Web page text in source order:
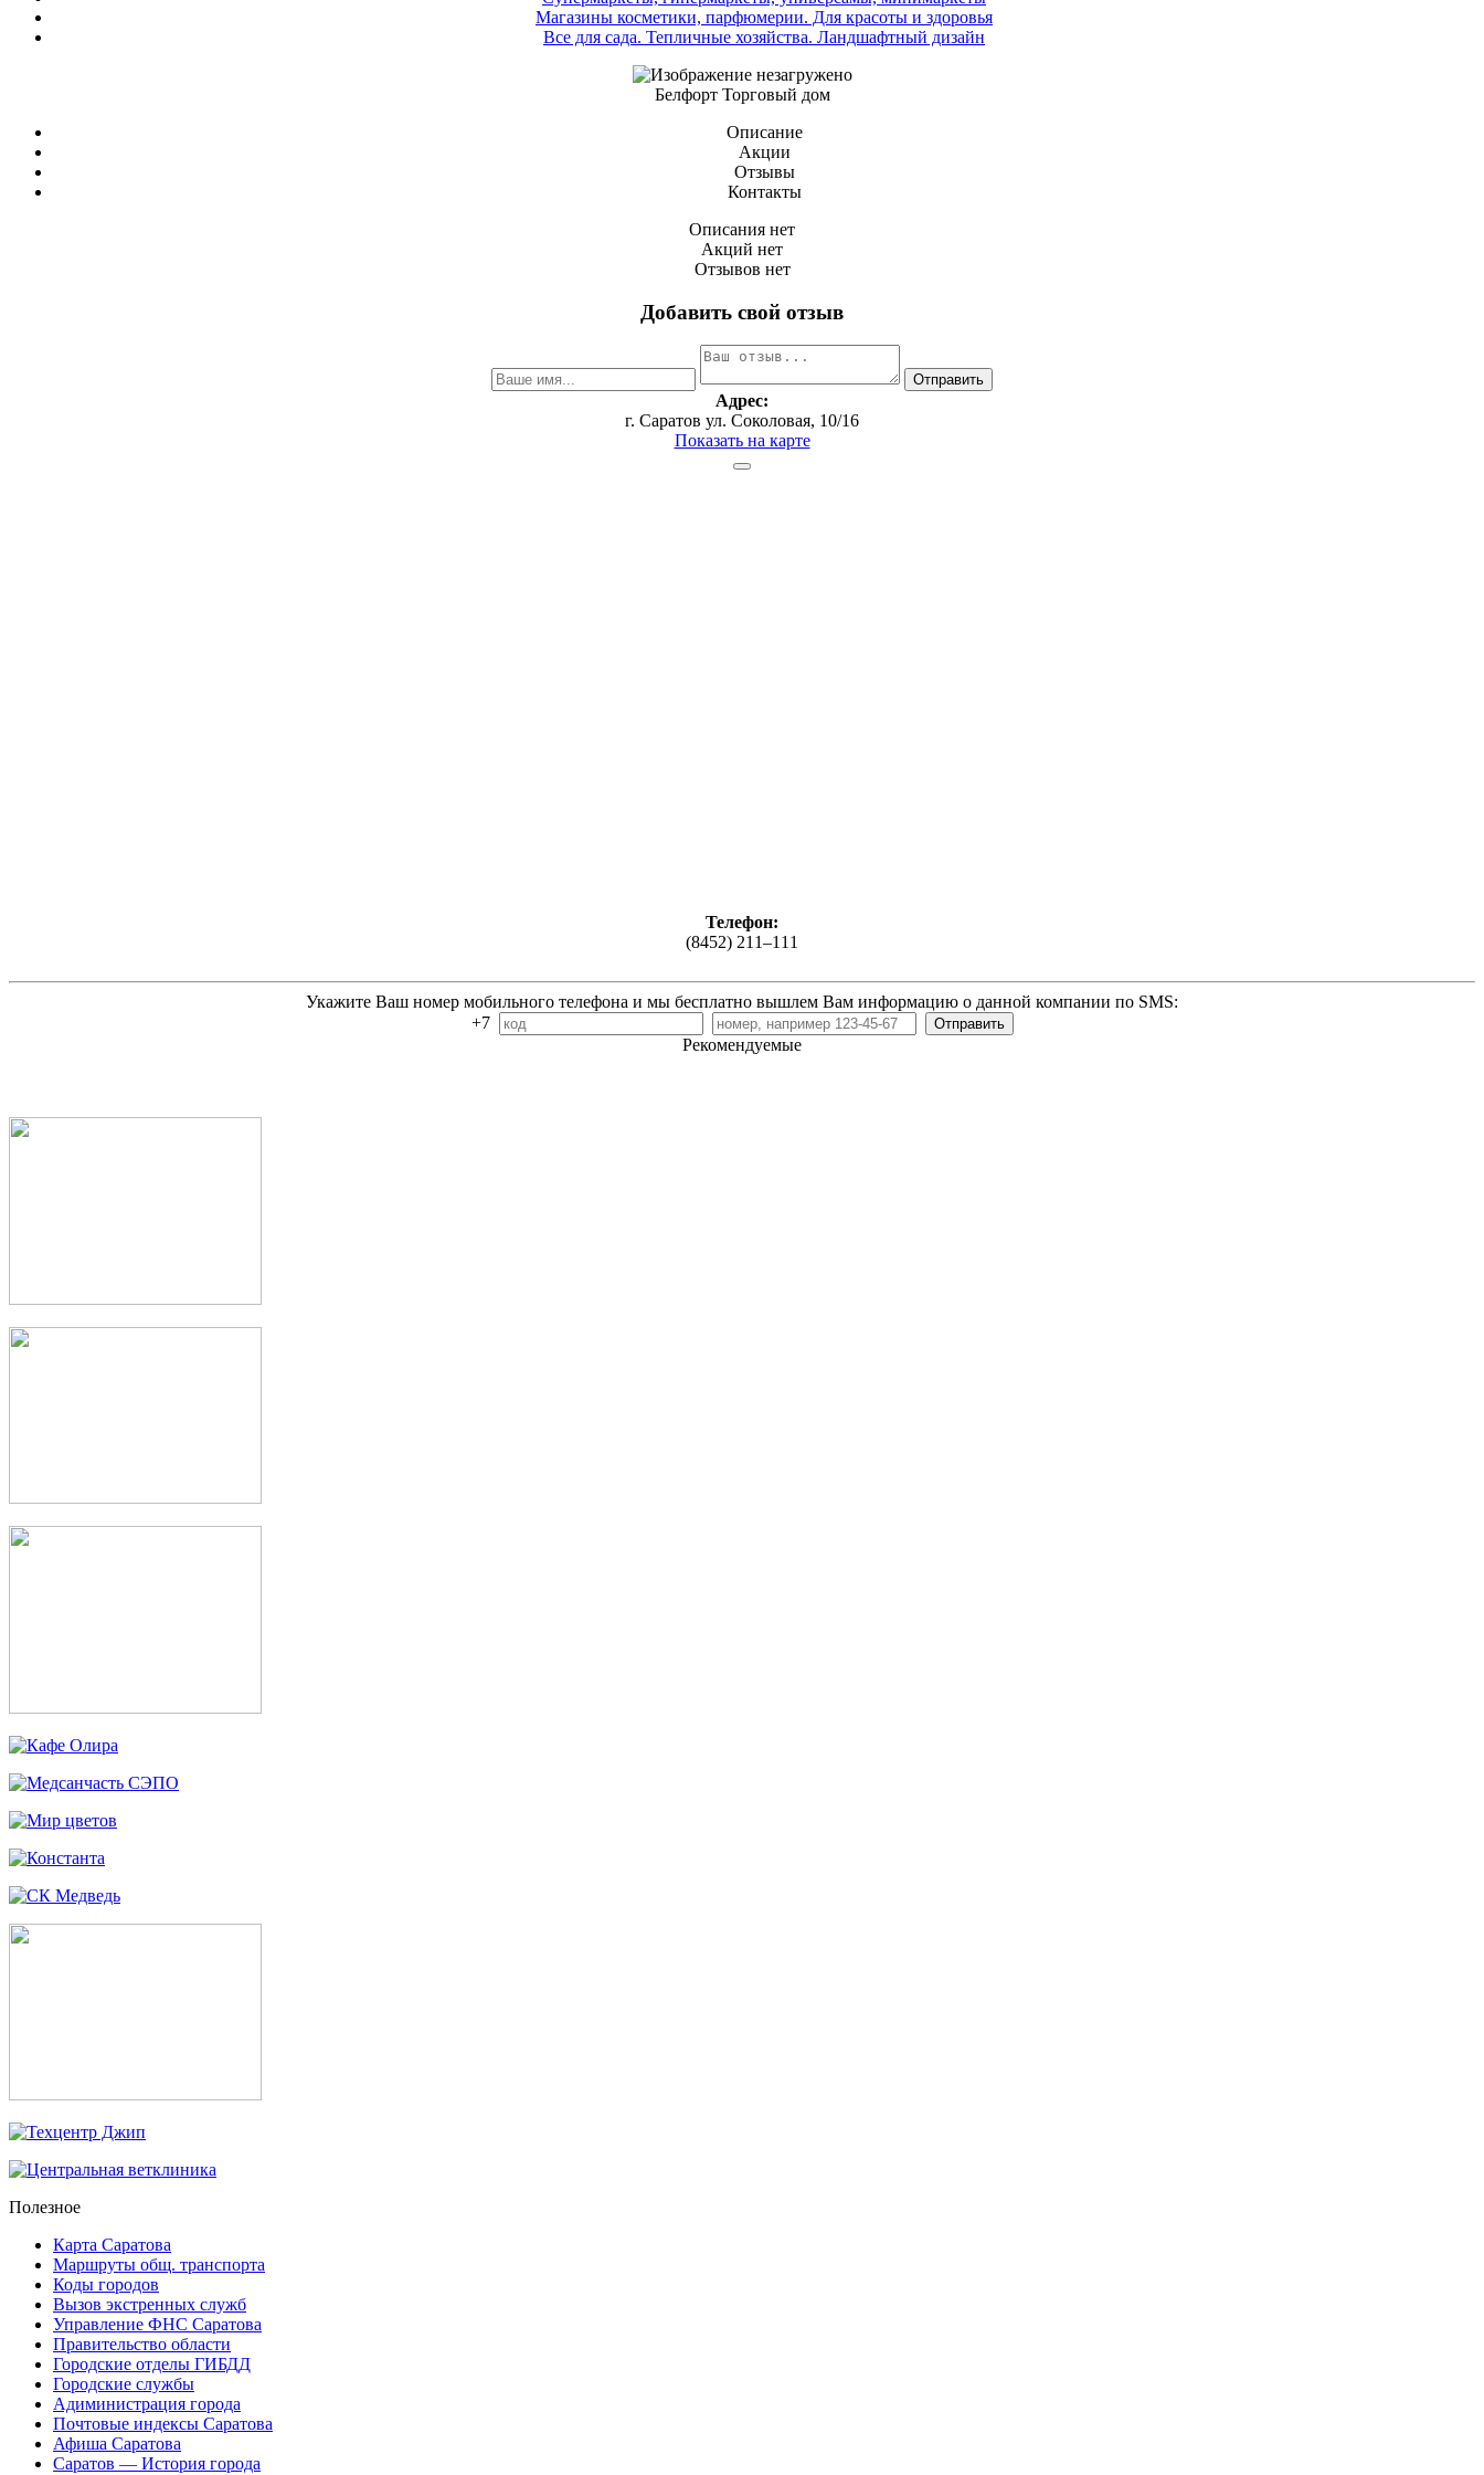
Магазины косметики, парфюмерии. Для красоты и здоровья
Все для сада. Тепличные хозяйства. Ландшафтный дизайн
Белфорт Торговый дом
Описание
Акции
Отзывы
Контакты
Описания нет
Акций нет
Отзывов нет
Добавить свой отзыв
Адрес:
г. Саратов ул. Соколовая, 10/16
Показать на карте
Телефон:
(8452) 211–111
Укажите Ваш номер мобильного телефона и мы бесплатно вышлем Вам информацию о данной компании по SMS:
+7
Рекомендуемые
Полезное
Карта Саратова
Маршруты общ. транспорта
Коды городов
Вызов экстренных служб
Управление ФНС Саратова
Правительство области
Городские отделы ГИБДД
Городские службы
Адиминистрация города
Почтовые индексы Саратова
Афиша Саратова
Саратов — История города